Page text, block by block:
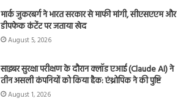
मार्क जुकरबर्ग ने भारत सरकार से माफी मांगी, सीएसएएम और
डीपफेक कंटेंट पर जताया खेद
August 5, 2026
साइबर सुरक्षा परीक्षण के दौरान क्लॉड एआई (Claude AI) ने
तीन असली कंपनियों को किया हैक: एंथ्रोपिक ने की पुष्टि
August 1, 2026